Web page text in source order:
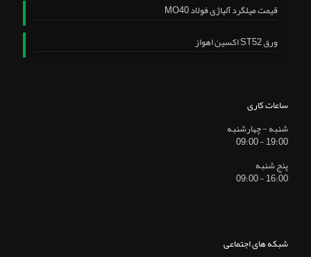
قیمت میلگرد آلیاژی فولاد MO40
ورق ST52 اکسین اهواز
ساعات کاری
شنبه - چهارشنبه
19:00 - 09:00
پنج شنبه
16:00 - 09:00
شبکه های اجتماعی